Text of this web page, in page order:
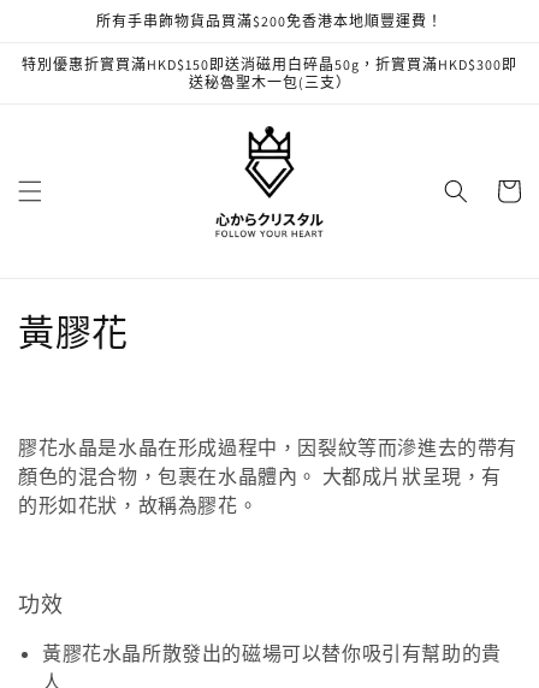
所有手串飾物貨品買滿$200免香港本地順豐運費！
特別優惠折實買滿HKD$150即送消磁用白碎晶50g，折實買滿HKD$300即
送秘魯聖木一包(三支）
物
商
系
列
:
黃膠花
膠花水晶是水晶在形成過程中，因裂紋等而滲進去的帶有
顏色的混合物，包裹在水晶體內。 大都成片狀呈現，有
的形如花狀，故稱為膠花。
功效
黃膠花水晶所散發出的磁場可以替你吸引有幫助的貴
人